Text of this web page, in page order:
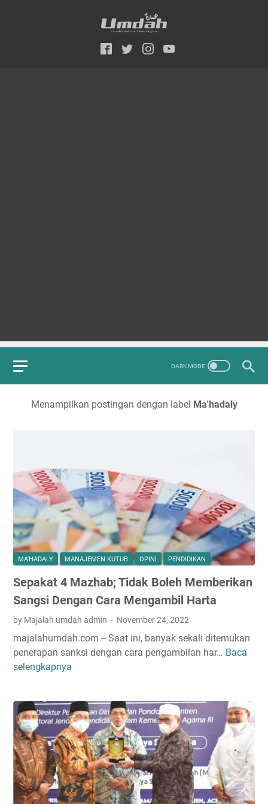
Menampilkan postingan dengan label Ma'hadaly
MA'HADALY MANAJEMEN KUTUB OPINI PENDIDIKAN
Sepakat 4 Mazhab; Tidak Boleh Memberikan
Sangsi Dengan Cara Mengambil Harta
by Majalah umdah admin November 24, 2022
majalahumdah.com -- Saat ini, banyak sekali ditemukan
penerapan sanksi dengan cara pengambilan har… Baca
selengkapnya
S
k
a
t
4
M
a
z